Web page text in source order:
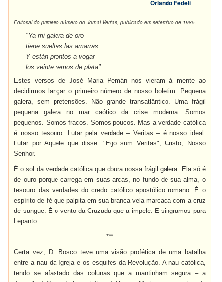
Orlando Fedeli
Editorial do primeiro número do Jornal Veritas, publicado em setembro de 1985.
"Ya mi galera de oro
tiene sueltas las amarras
Y están prontos a vogar
los veinte remos de plata"
Estes versos de José Maria Pemán nos vieram à mente ao
decidirmos lançar o primeiro número de nosso boletim. Pequena
galera, sem pretensões. Não grande transatlântico. Uma frágil
pequena galera no mar caótico da crise moderna. Somos
pequenos. Somos fracos. Somos poucos. Mas a verdade católica
é nosso tesouro. Lutar pela verdade – Veritas – é nosso ideal.
Lutar por Aquele que disse: "Ego sum Veritas", Cristo, Nosso
Senhor.
É o sol da verdade católica que doura nossa frágil galera. Ela só é
de ouro porque carrega em suas arcas, no fundo de sua alma, o
tesouro das verdades do credo católico apostólico romano. É o
espírito de fé que palpita em sua branca vela marcada com a cruz
de sangue. É o vento da Cruzada que a impele. E singramos para
Lepanto.
***
Certa vez, D. Bosco teve uma visão profética de uma batalha
entre a nau da Igreja e os esquifes da Revolução. A nau católica,
tendo se afastado das colunas que a mantinham segura – a